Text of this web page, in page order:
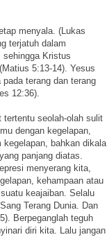
menyala. (Lukas
terjatuh dalam
sehingga Kristus
5:13-14). Yesus
terang dan terang
12:36).
tertentu seolah-olah sulit
dengan kegelapan,
kegelapan, bahkan dikala
panjang diatas.
menyerang kita,
kehampaan atau
keajaiban. Selalu
Terang Dunia. Dan
Berpeganglah teguh
diri kita. Lalu jangan